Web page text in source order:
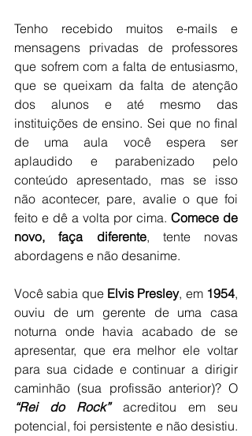
Tenho recebido muitos e-mails e
mensagens privadas de professores
que sofrem com a falta de entusiasmo,
que se queixam da falta de atenção
dos alunos e até mesmo das
instituições de ensino. Sei que no final
de uma aula você espera ser
aplaudido e parabenizado pelo
conteúdo apresentado, mas se isso
não acontecer, pare, avalie o que foi
feito e dê a volta por cima. Comece de
novo, faça diferente, tente novas
abordagens e não desanime.
Você sabia que Elvis Presley, em 1954,
ouviu de um gerente de uma casa
noturna onde havia acabado de se
apresentar, que era melhor ele voltar
para sua cidade e continuar a dirigir
“Rei do Rock” acreditou em seu
potencial, foi persistente e não desistiu.